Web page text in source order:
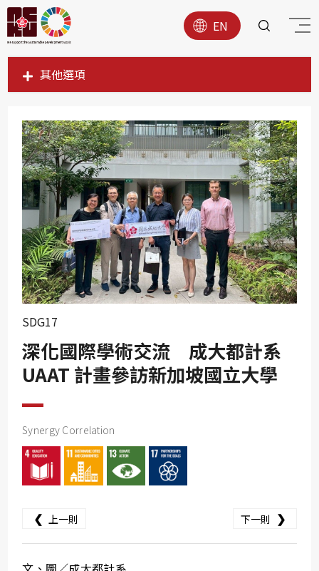
EN
其他選項
SDG1
SDG4
SDG5
SDG6
SDG7
SDG8
SDG9
SDG11
SDG12
SDG15
SDG16
SDG17
深化國際學術交流 成大都計系
UAAT 計畫參訪新加坡國立大學
Synergy Correlation
❮ 上一則 下一則 ❯